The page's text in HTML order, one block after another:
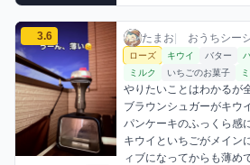
たまおのローズミックスを見る
3.6 たまお / おうちシ
たまお| おうちシー
利用フレーバー
ローズ キウイ バター
ミルク
いちごのお菓子
コメント
やりたいことはわかるが
ブラウンシュガーがキウ
パンケーキのふっくら感
キウイといちごがメイン
ィブになってからも薄め
評価